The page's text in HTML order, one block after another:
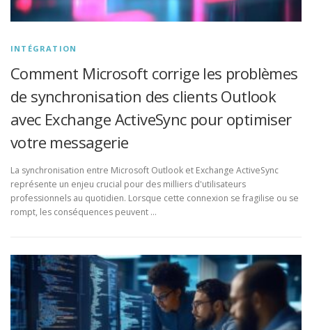
INTÉGRATION
Comment Microsoft corrige les problèmes
de synchronisation des clients Outlook
avec Exchange ActiveSync pour optimiser
votre messagerie
La synchronisation entre Microsoft Outlook et Exchange ActiveSync
représente un enjeu crucial pour des milliers d'utilisateurs
professionnels au quotidien. Lorsque cette connexion se fragilise ou se
rompt, les conséquences peuvent …